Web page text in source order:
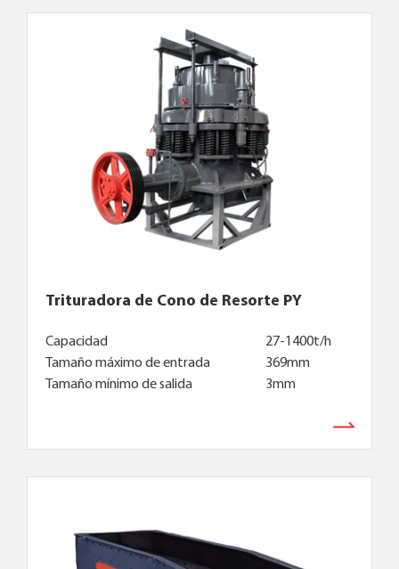
Trituradora de Cono de Resorte PY
Capacidad
27-1400t/h
Tamaño máximo de entrada
369mm
Tamaño mínimo de salida
3mm